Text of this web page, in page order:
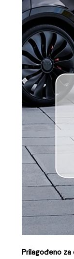
Prilagođeno za